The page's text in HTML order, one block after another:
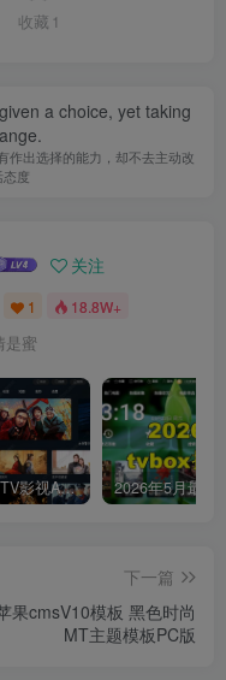
收藏 1
a choice, yet taking
作出选择的能力，却不去主动改
度
关注
1 18.8W+
是蜜
最新UI神马TV影视APP源码 乐檬影视苹果CMS后台 包含前后端源码
下一篇
果cmsV10模板 黑色时尚
MT主题模板PC版